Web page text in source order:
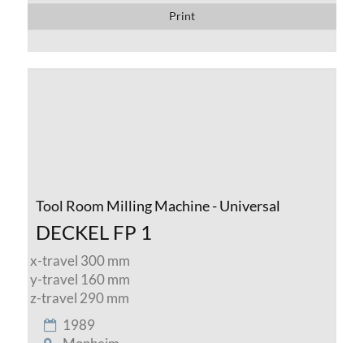
Print
Tool Room Milling Machine - Universal
DECKEL FP 1
x-travel 300 mm
y-travel 160 mm
z-travel 290 mm
1989